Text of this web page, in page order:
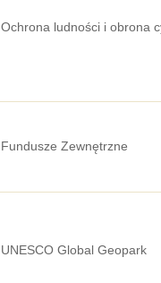
Ochrona ludności i obrona
Fundusze Zewnętrzne
UNESCO Global Geopark